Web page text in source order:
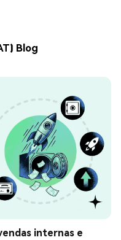
Blog
internas e